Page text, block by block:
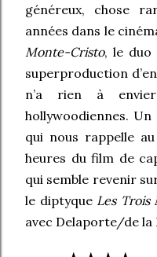
généreux, chose
années dans le
Monte-Cristo, le duo
superproduction
n’a rien à
hollywoodiennes.
qui nous rappelle
heures du film de
qui semble revenir
le diptyque Les Trois
avec Delaporte/de la